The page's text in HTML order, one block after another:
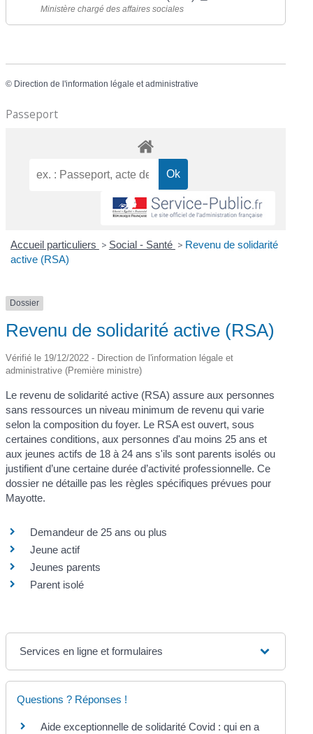
Ministère chargé des affaires sociales
© Direction de l'information légale et administrative
Passeport
Accueil particuliers > Social - Santé > Revenu de solidarité
active (RSA)
Dossier
Revenu de solidarité active (RSA)
Vérifié le 19/12/2022 - Direction de l'information légale et
administrative (Première ministre)
Le revenu de solidarité active (RSA) assure aux personnes
sans ressources un niveau minimum de revenu qui varie
selon la composition du foyer. Le RSA est ouvert, sous
certaines conditions, aux personnes d'au moins 25 ans et
aux jeunes actifs de 18 à 24 ans s'ils sont parents isolés ou
justifient d’une certaine durée d’activité professionnelle. Ce
dossier ne détaille pas les règles spécifiques prévues pour
Mayotte.
Demandeur de 25 ans ou plus
Jeune actif
Jeunes parents
Parent isolé
Services en ligne et formulaires
Questions ? Réponses !
Aide exceptionnelle de solidarité Covid : qui en a